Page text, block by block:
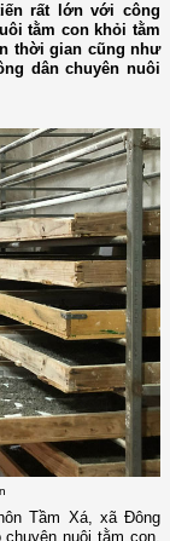
rất lớn với công
tằm con khỏi tằm
thời gian cũng như
dân chuyên nuôi
Tầm Xá, xã Đông
nuôi tằm con,